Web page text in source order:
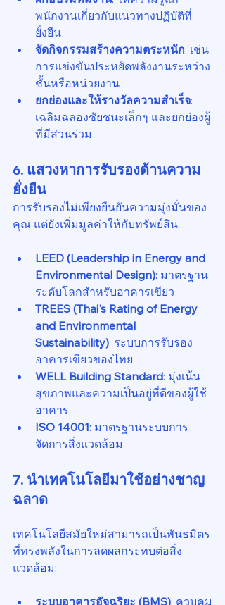
พนักงานเกี่ยวกับแนวทางปฏิบัติที่
ยั่งยืน
จัดกิจกรรมสร้างความตระหนัก: เช่น
การแข่งขันประหยัดพลังงานระหว่าง
ชั้นหรือหน่วยงาน
ยกย่องและให้รางวัลความสำเร็จ:
เฉลิมฉลองชัยชนะเล็กๆ และยกย่องผู้
ที่มีส่วนร่วม
6. แสวงหาการรับรองด้านความ
ยั่งยืน
การรับรองไม่เพียงยืนยันความมุ่งมั่นของ
คุณ แต่ยังเพิ่มมูลค่าให้กับทรัพย์สิน:
LEED (Leadership in Energy and
Environmental Design): มาตรฐาน
ระดับโลกสำหรับอาคารเขียว
TREES (Thai's Rating of Energy
and Environmental
Sustainability): ระบบการรับรอง
อาคารเขียวของไทย
WELL Building Standard: มุ่งเน้น
สุขภาพและความเป็นอยู่ที่ดีของผู้ใช้
อาคาร
ISO 14001: มาตรฐานระบบการ
จัดการสิ่งแวดล้อม
7. นำเทคโนโลยีมาใช้อย่างชาญ
ฉลาด
เทคโนโลยีสมัยใหม่สามารถเป็นพันธมิตร
ที่ทรงพลังในการลดผลกระทบต่อสิ่ง
แวดล้อม:
ระบบอาคารอัจฉริยะ (BMS): ควบคุม